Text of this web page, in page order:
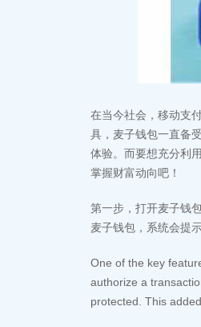
在当今社会，移动支
具，麦子钱包一直备
体验。而要想充分利
掌握财富动向吧！
第一步，打开麦子钱
麦子钱包，系统会提
One of the key
authorize a
protected. This